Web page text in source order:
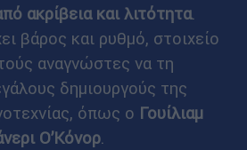
ακρίβεια και λιτότητα.
βάρος και ρυθμό, στοιχείο
αναγνώστες να τη
δημιουργούς της
όπως ο Γουίλιαμ
Ο’Κόνορ.